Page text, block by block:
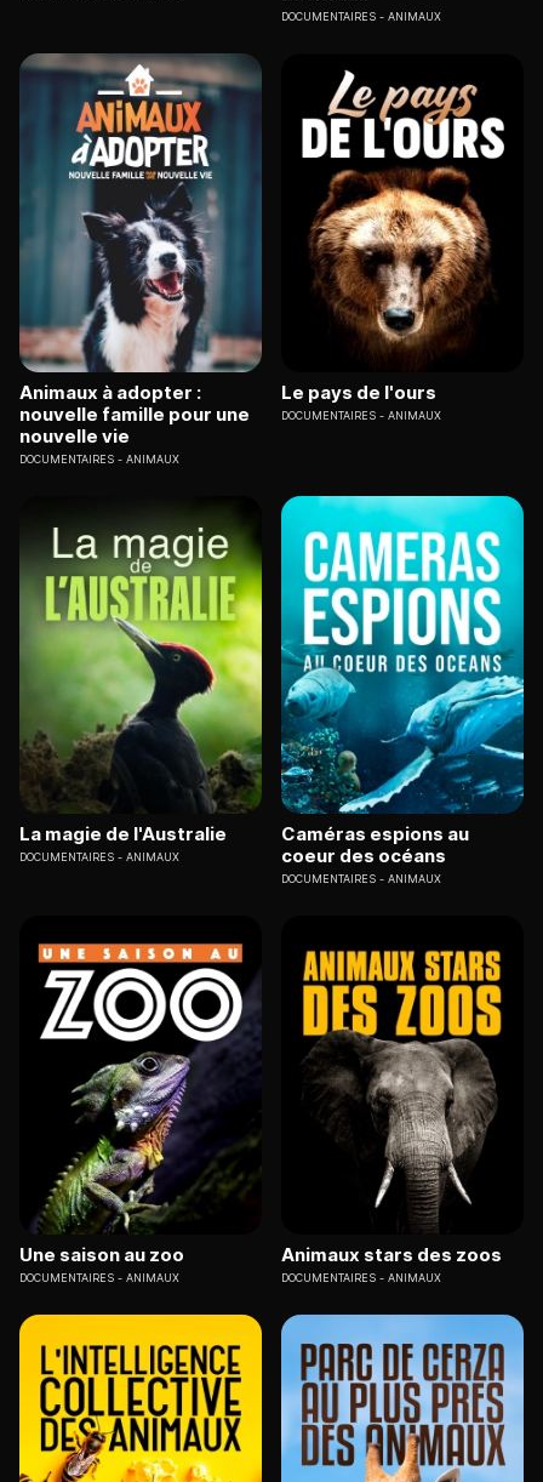
DOCUMENTAIRES ANIMAUX
Animaux à adopter :
nouvelle famille pour une
nouvelle vie
DOCUMENTAIRES ANIMAUX
Le pays de l'ours
DOCUMENTAIRES ANIMAUX
La magie de l'Australie
DOCUMENTAIRES ANIMAUX
Caméras espions au
coeur des océans
DOCUMENTAIRES ANIMAUX
Une saison au zoo
DOCUMENTAIRES ANIMAUX
Animaux stars des zoos
DOCUMENTAIRES ANIMAUX